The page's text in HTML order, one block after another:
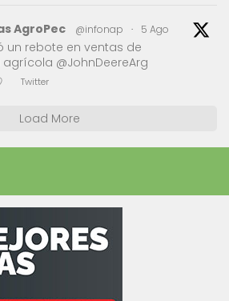
AgroPec @infonap · 5 Ago
un rebote en ventas de
@JohnDeereArg
Twitter
Load More